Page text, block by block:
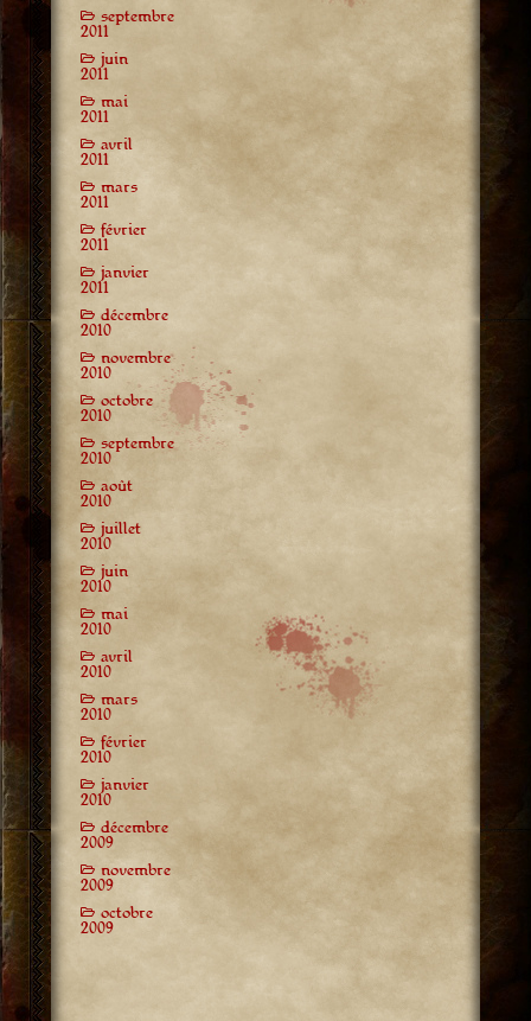
septembre
2011
juin
2011
mai
2011
avril
2011
mars
2011
février
2011
janvier
2011
décembre
2010
novembre
2010
octobre
2010
septembre
2010
août
2010
juillet
2010
juin
2010
mai
2010
avril
2010
mars
2010
février
2010
janvier
2010
décembre
2009
novembre
2009
octobre
2009